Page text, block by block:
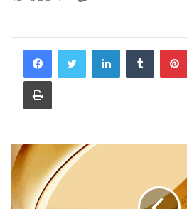
LinkedInTumblr
Print